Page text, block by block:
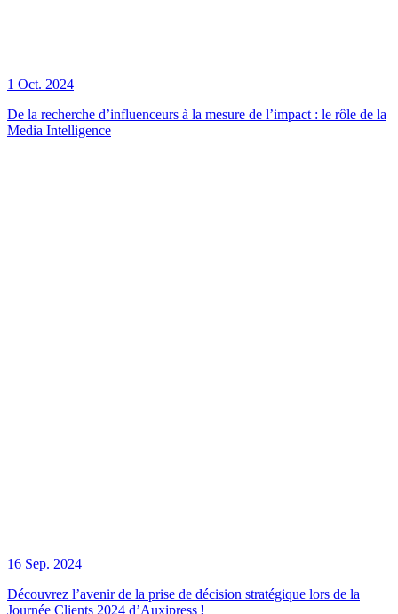
1 Oct. 2024
De la recherche d’influenceurs à la mesure de l’impact : le rôle de la
Media Intelligence
16 Sep. 2024
Découvrez l’avenir de la prise de décision stratégique lors de la
Journée Clients 2024 d’Auxipress !